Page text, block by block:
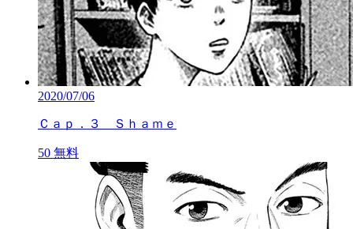
2020/07/06
Ｃａｐ．３ Ｓｈａｍｅ
50 無料